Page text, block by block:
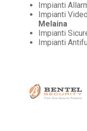
Impianti
Impianti
Melaina
Impianti
Impianti